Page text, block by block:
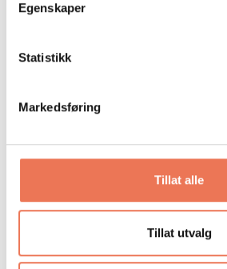
Egenskaper
Statistikk
Markedsføring
Tillat alle
Tillat utvalg
vår felles tjeneste: